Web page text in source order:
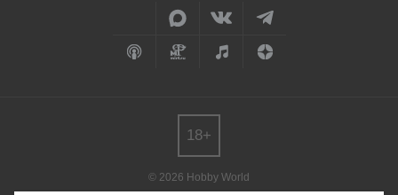
© 2026 Hobby World
18+